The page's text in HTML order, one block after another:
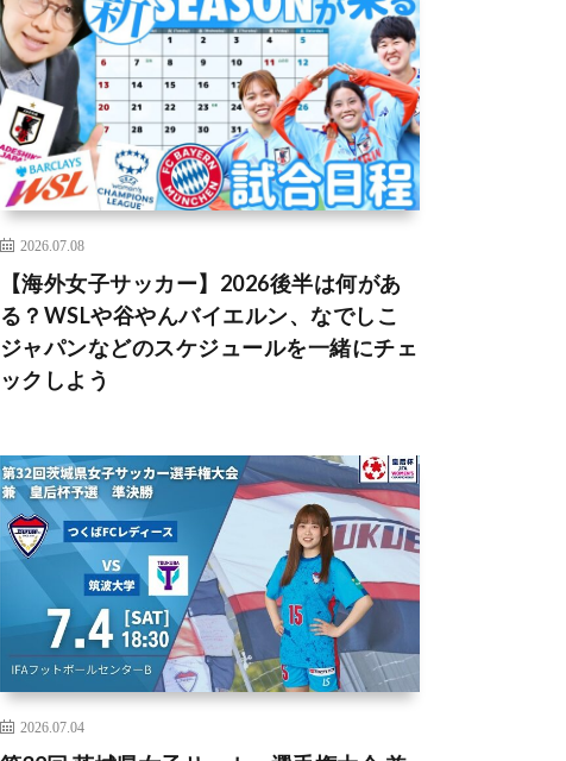
2026.07.08
【海外女子サッカー】2026後半は何があ
る？WSLや谷やんバイエルン、なでしこ
ジャパンなどのスケジュールを一緒にチェ
ックしよう
2026.07.04